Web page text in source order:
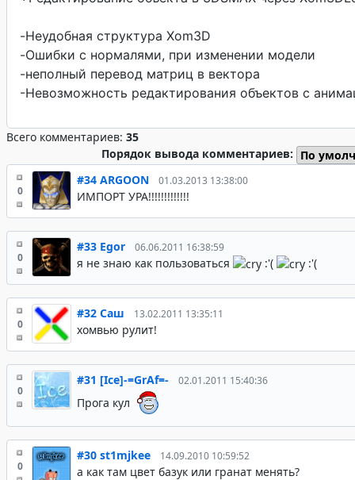
-Неудобная структура Xom3D
-Ошибки с нормалями, при изменении модели
-неполный перевод матриц в вектора
-Невозможность редактирования объектов с
Всего комментариев: 35
Порядок вывода комментариев:
0
#34 ARGOON 01.03.2013 13:38:00
ИМПОРТ УРА!!!!!!!!!!!!!
0
#33 Egor 06.06.2011 16:38:59
я не знаю как пользоваться :'( :'(
0
#32 Саш 13.02.2011 13:35:11
хомвью рулит!
0
#31 [Ice]-=GrAf=- 02.01.2011 15:40:36
Прога кул
0
#30 st1mjkee 14.09.2010 10:59:52
а как там цвет базук или гранат менять?